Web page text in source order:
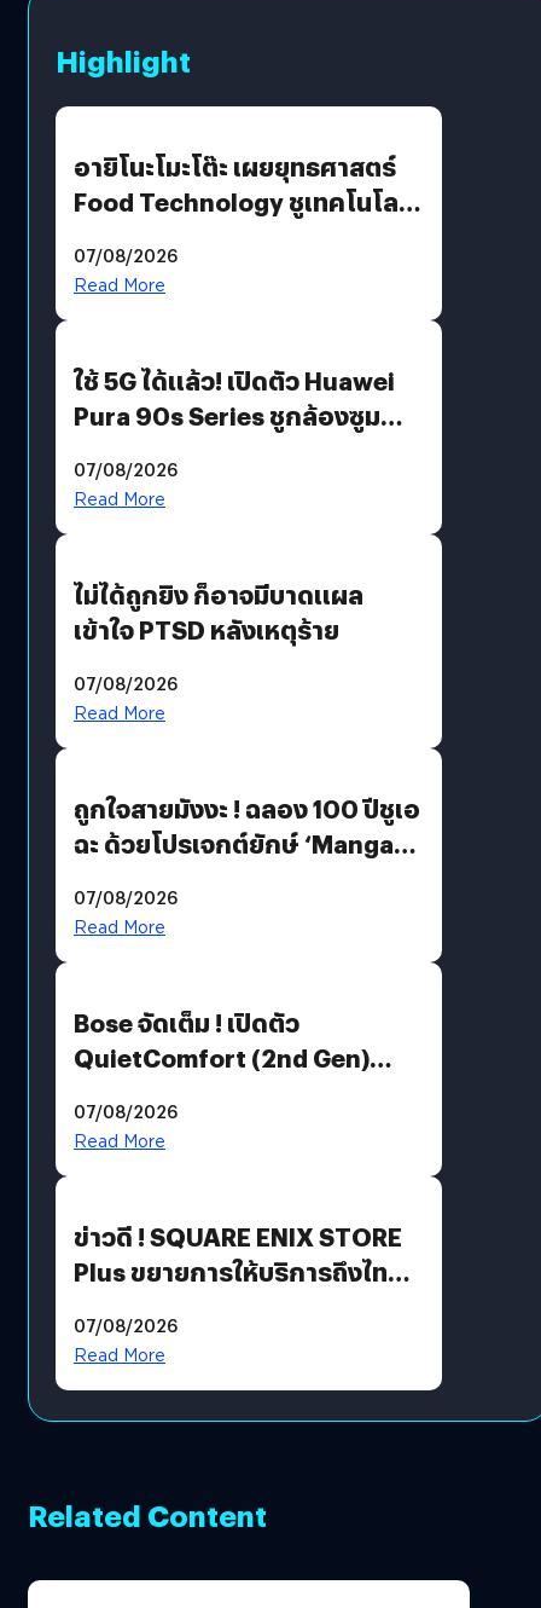
Highlight
อายิโนะโมะโต๊ะ เผยยุทธศาสตร์
Food Technology ชูเทคโนโลยี
บริโภคและ B2B
07/08/2026
Read More
ใช้ 5G ได้แล้ว! เปิดตัว Huawei
Pura 90s Series ชูกล้องซูม
07/08/2026
Read More
ไม่ได้ถูกยิง ก็อาจมีบาดแผล
เข้าใจ PTSD หลังเหตุร้าย
07/08/2026
Read More
ถูกใจสายมังงะ ! ฉลอง 100 ปีชูเอ
ฉะ ด้วยโปรเจกต์ยักษ์ ‘Manga
มีภาษาไทยด้วย
07/08/2026
Read More
Bose จัดเต็ม ! เปิดตัว
QuietComfort (2nd Gen)
07/08/2026
Read More
ข่าวดี ! SQUARE ENIX STORE
Plus ขยายการให้บริการถึงไทย
โดยตรง
07/08/2026
Read More
Related Content